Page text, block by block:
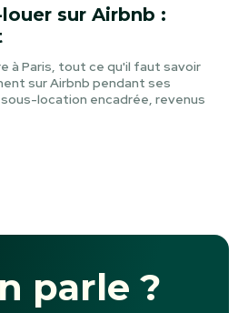
sur Airbnb :
à Paris, tout ce qu'il faut savoir
sur Airbnb pendant ses
location encadrée, revenus
parle ?